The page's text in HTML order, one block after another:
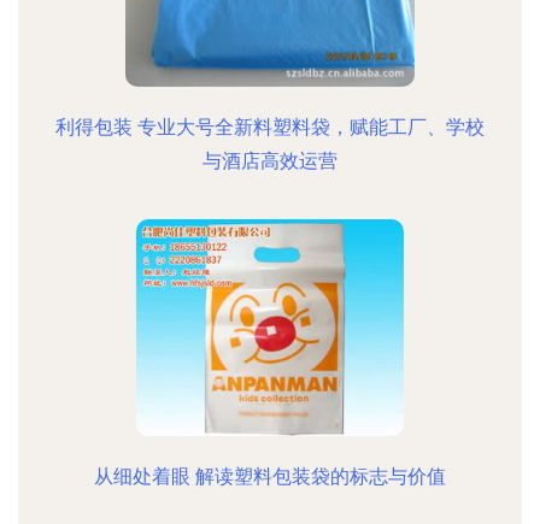
利得包装 专业大号全新料塑料袋，赋能工厂、学校
与酒店高效运营
从细处着眼 解读塑料包装袋的标志与价值